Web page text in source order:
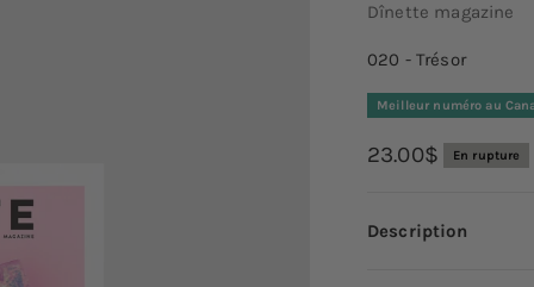
Dînette magazine
020 - Trésor
Meilleur numéro au
Prix de vente
23.00$ En rupture
Description